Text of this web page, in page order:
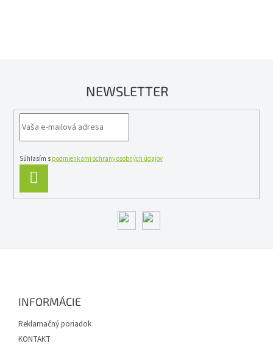
NEWSLETTER
Súhlasím s podmienkami ochrany osobných údajov
SA
INFORMÁCIE
Reklamačný poriadok
KONTAKT